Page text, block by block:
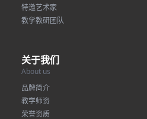
特邀艺术家
教学教研团队
关于我们
About us
品牌简介
教学师资
荣誉资质